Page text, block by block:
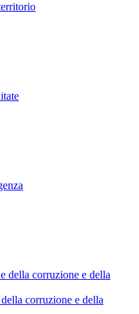
della corruzione e della
corruzione e della